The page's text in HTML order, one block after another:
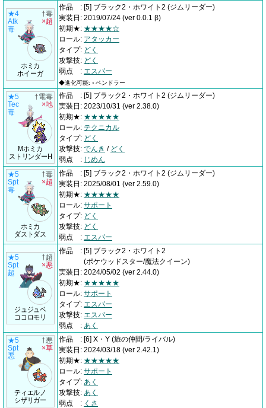
★4
Atk
毒
ホミカ
ホイーガ
†毒
×超
作品 : [5] ブラック2・ホワイト2 (ジムリーダー)
実装日 : 2019/07/24 (ver 0.0.1 β)
初期★: ★★★★☆
ロール: アタッカー
タイプ: どく
攻撃技: どく
弱点
: エスパー
◆進化可能: › ペンドラー
★5
Tec
毒
Mホミカ
ストリンダーH
†電毒
×地
作品 : [5] ブラック2・ホワイト2 (ジムリーダー)
実装日 : 2023/10/31 (ver 2.38.0)
初期★: ★★★★★
ロール: テクニカル
タイプ: どく
攻撃技: でんき / どく
弱点
: じめん
★5
Spt
毒
ホミカ
ダストダス
†毒
×超
作品 : [5] ブラック2・ホワイト2 (ジムリーダー)
実装日 : 2025/08/01 (ver 2.59.0)
初期★: ★★★★★
ロール: サポート
タイプ: どく
攻撃技: どく
弱点
: エスパー
★5
Spt
超
ジュジュベ
ココロモリ
†超
×悪
作品 : [5] ブラック2・ホワイト2
(ポケウッドスター/魔法クイーン)
実装日 : 2024/05/02 (ver 2.44.0)
初期★: ★★★★★
ロール: サポート
タイプ: エスパー
攻撃技: エスパー
弱点
: あく
★5
Spt
悪
ティエルノ
シザリガー
†悪
×草
作品 : [6] X・Y (旅の仲間/ライバル)
実装日 : 2024/03/18 (ver 2.42.1)
初期★: ★★★★★
ロール: サポート
タイプ: あく
攻撃技: あく
弱点
: くさ